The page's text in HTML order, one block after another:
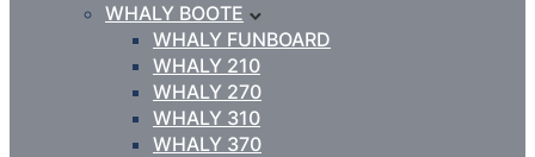
WHALY BOOTE
WHALY FUNBOARD
WHALY 210
WHALY 270
WHALY 310
WHALY 370